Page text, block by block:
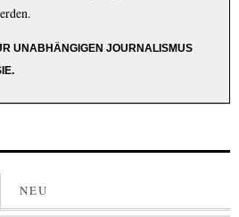
UNABHÄNGIGEN JOURNALISMUS
NEU